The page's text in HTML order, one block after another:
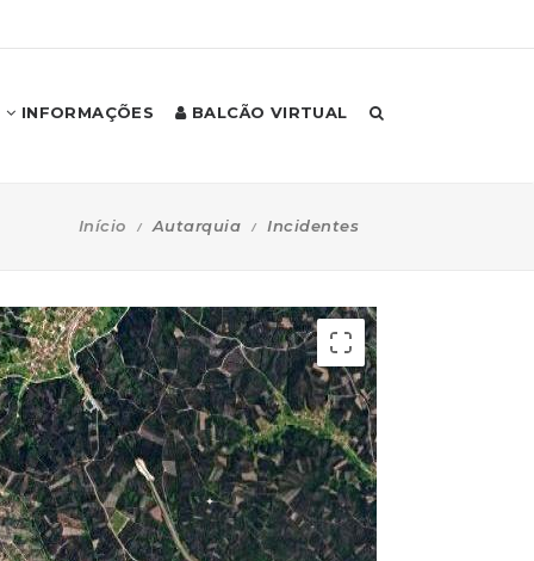
INFORMAÇÕES BALCÃO VIRTUAL
Início Autarquia Incidentes